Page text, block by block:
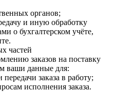
органов;
и иную обработку
о бухгалтерском учёте,
частей
заказов на поставку
ваши данные для:
заказа в работу;
исполнения заказа.